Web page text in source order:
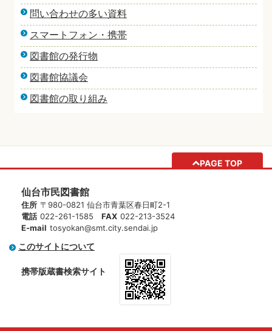
問い合わせの多い資料
スマートフォン・携帯
図書館の発行物
図書館協議会
図書館の取り組み
PAGE TOP
仙台市民図書館
住所 〒980-0821 仙台市青葉区春日町2-1
電話 022-261-1585 FAX 022-213-3524
E-mail tosyokan@smt.city.sendai.jp
このサイトについて
携帯版蔵書検索サイト